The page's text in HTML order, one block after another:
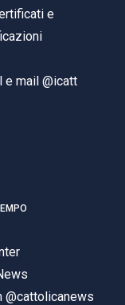
e
e mail @icatt
@cattolicanews